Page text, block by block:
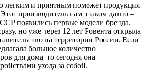
легким и приятным поможет продукция
производитель нам знаком давно –
появились первые модели бренда.
но уже через 12 лет Ровента открыла
на территории России. Если
большое количество
для дома, то сегодня она
ухода за собой.